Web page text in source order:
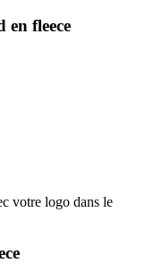
en fleece